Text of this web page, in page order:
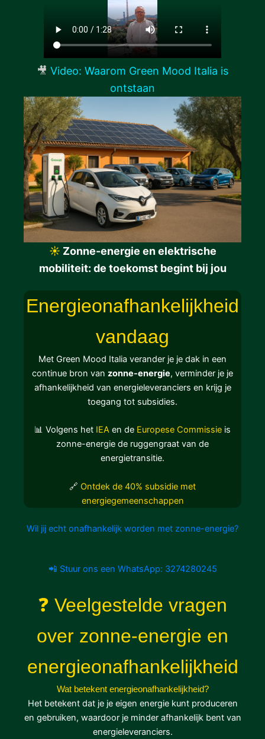
🎥 Video: Waarom Green Mood Italia is
ontstaan
☀️ Zonne-energie en elektrische
mobiliteit: de toekomst begint bij jou
Energieonafhankelijkheid
vandaag
Met Green Mood Italia verander je je dak in een
continue bron van zonne-energie, verminder je je
afhankelijkheid van energieleveranciers en krijg je
toegang tot subsidies.
📊 Volgens het IEA en de Europese Commissie is
zonne-energie de ruggengraat van de
energietransitie.
🔗 Ontdek de 40% subsidie met
energiegemeenschappen
Wil jij echt onafhankelijk worden met zonne-energie?
📲 Stuur ons een WhatsApp: 3274280245
❓ Veelgestelde vragen
over zonne-energie en
energieonafhankelijkheid
Wat betekent energieonafhankelijkheid?
Het betekent dat je je eigen energie kunt produceren
en gebruiken, waardoor je minder afhankelijk bent van
energieleveranciers.